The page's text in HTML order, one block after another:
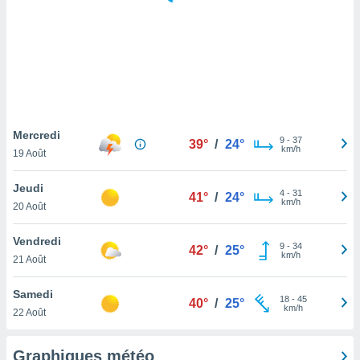
notre
que
et que
Mercredi
19 Août
39° / 24° 9- 37
km/h
Jeudi
20 Août
41° / 24° 4- 31
km/h
Vendredi
21 Août
42° / 25° 9- 34
km/h
Samedi
22 Août
40° / 25° 18- 45
km/h
Graphiques météo